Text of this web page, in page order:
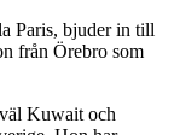
Paris, bjuder in till
från Örebro som
Kuwait och